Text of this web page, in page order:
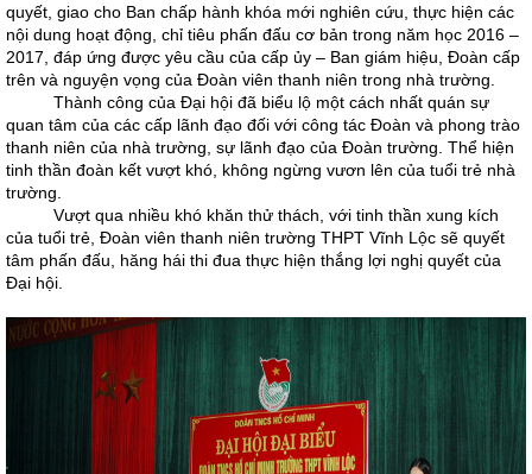
quyết, giao cho Ban chấp hành khóa mới nghiên cứu, thực hiện các
nội dung hoạt động, chỉ tiêu phấn đấu cơ bản trong năm học 2016 –
2017, đáp ứng được yêu cầu của cấp ủy – Ban giám hiệu, Đoàn cấp
trên và nguyện vọng của Đoàn viên thanh niên trong nhà trường.
Thành công của Đại hội đã biểu lộ một cách nhất quán sự
quan tâm của các cấp lãnh đạo đối với công tác Đoàn và phong trào
thanh niên của nhà trường, sự lãnh đạo của Đoàn trường. Thể hiện
tinh thần đoàn kết vượt khó, không ngừng vươn lên của tuổi trẻ nhà
trường.
Vượt qua nhiều khó khăn thử thách, với tinh thần xung kích
của tuổi trẻ, Đoàn viên thanh niên trường THPT Vĩnh Lộc sẽ quyết
tâm phấn đấu, hăng hái thi đua thực hiện thắng lợi nghị quyết của
Đại hội.